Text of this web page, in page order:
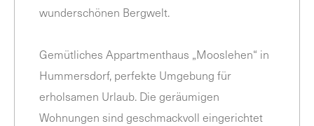
wunderschönen Bergwelt.
Gemütliches Appartmenthaus „Mooslehen“ in
Hummersdorf, perfekte Umgebung für
erholsamen Urlaub. Die geräumigen
Wohnungen sind geschmackvoll eingerichtet